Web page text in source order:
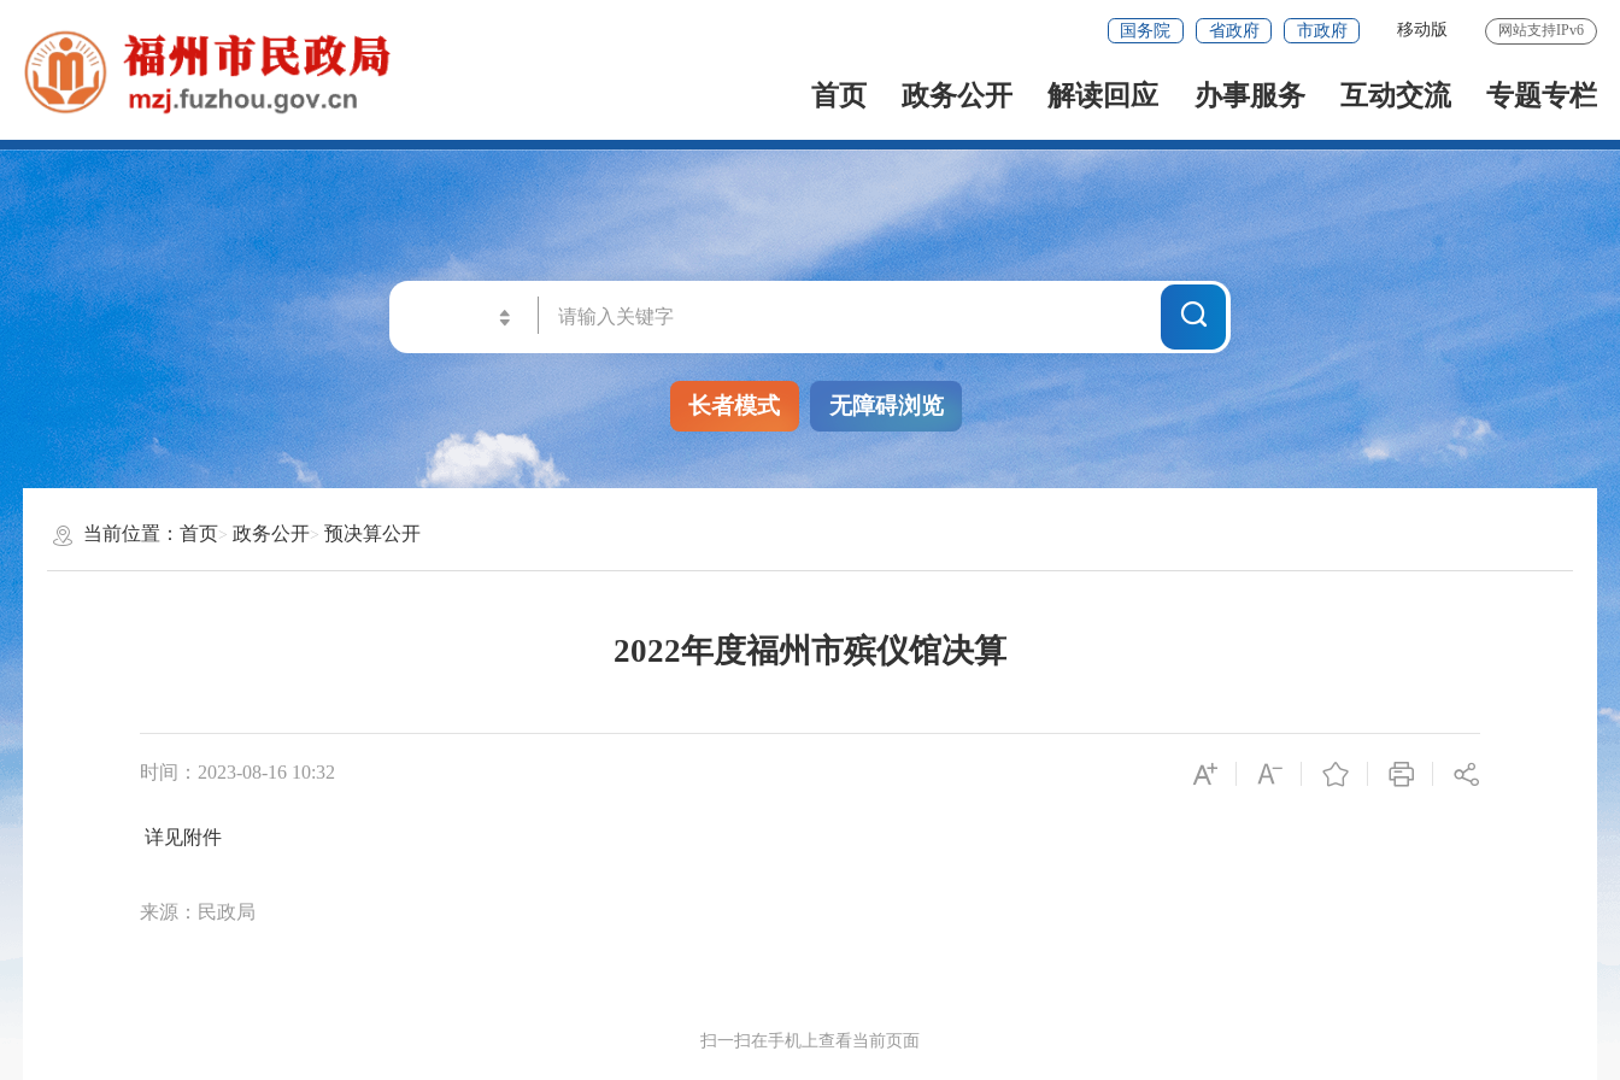
国务院 省政府 市政府 移动版 网站支持IPv6
首页 政务公开 解读回应 办事服务 互动交流 专题专栏
长者模式 无障碍浏览
当前位置：首页 政务公开 预决算公开
2022年度福州市殡仪馆决算
时间：2023-08-16 10:32
详见附件
来源：民政局
扫一扫在手机上查看当前页面